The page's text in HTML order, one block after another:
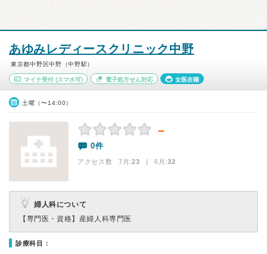
あゆみレディースクリニック中野
東京都中野区中野（中野駅）
マイナ受付 (スマホ可) 電子処方せん対応 女医在籍
土曜（〜14:00）
－
0件
アクセス数 7月:23 | 6月:32
婦人科について
【専門医・資格】 産婦人科専門医
診療科目：